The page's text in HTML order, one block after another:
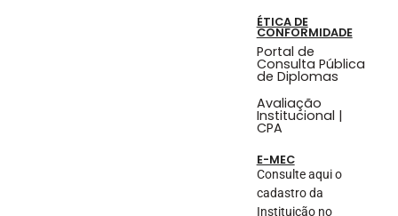
ÉTICA DE
CONFORMIDADE
Portal de
Consulta Pública
de Diplomas
Avaliação
Institucional |
CPA
E-MEC
Consulte aqui o
cadastro da
Instituição no